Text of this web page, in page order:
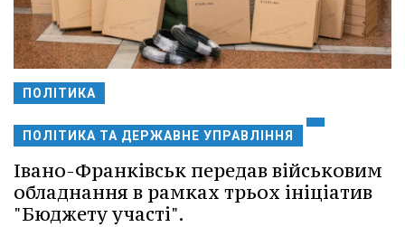
ПОЛІТИКА
ПОЛІТИКА ТА ДЕРЖАВНЕ УПРАВЛІННЯ
Івано-Франківськ передав військовим
обладнання в рамках трьох ініціатив
"Бюджету участі".